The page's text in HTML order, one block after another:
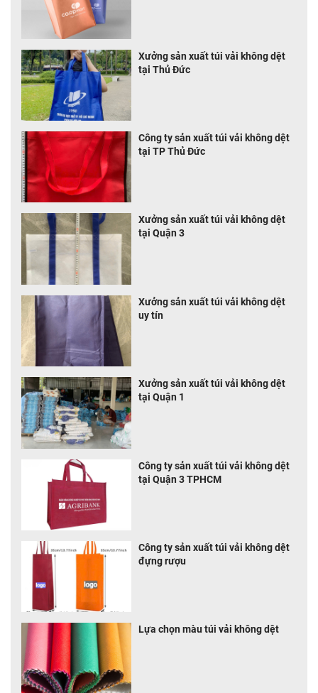
Xưởng sản xuất túi vải không dệt
tại Thủ Đức
Công ty sản xuất túi vải không dệt
tại TP Thủ Đức
Xưởng sản xuất túi vải không dệt
tại Quận 3
Xưởng sản xuất túi vải không dệt
uy tín
Xưởng sản xuất túi vải không dệt
tại Quận 1
Công ty sản xuất túi vải không dệt
tại Quận 3 TPHCM
Công ty sản xuất túi vải không dệt
đựng rượu
Lựa chọn màu túi vải không dệt